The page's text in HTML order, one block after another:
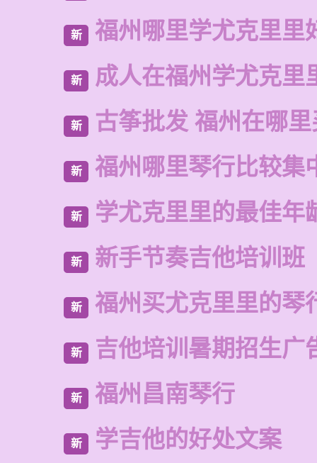
新 福州哪里学尤克里里
新 成人在福州学尤克里
新 古筝批发 福州在哪
新 福州哪里琴行比较集
新 学尤克里里的最佳年
新 新手节奏吉他培训班
新 福州买尤克里里的琴
新 吉他培训暑期招生广
新 福州昌南琴行
新 学吉他的好处文案